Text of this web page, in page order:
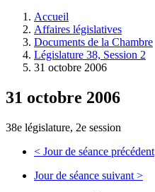
législative.
Accueil
Affaires législatives
Documents de la Chambre
Législature 38, Session 2
31 octobre 2006
31 octobre 2006
38e législature, 2e session
< Jour de séance précédent
Jour de séance suivant >